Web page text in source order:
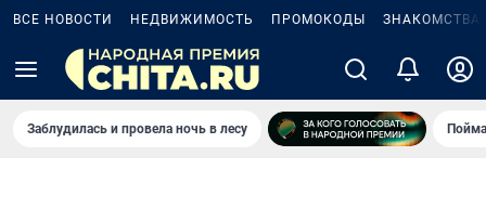
ВСЕ НОВОСТИ НЕДВИЖИМОСТЬ ПРОМОКОДЫ ЗНАКОМСТВА
Заблудилась и провела ночь в лесу